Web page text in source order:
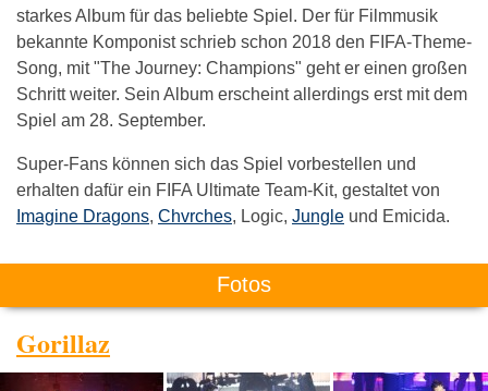
starkes Album für das beliebte Spiel. Der für Filmmusik
bekannte Komponist schrieb schon 2018 den FIFA-Theme-
Song, mit "The Journey: Champions" geht er einen großen
Schritt weiter. Sein Album erscheint allerdings erst mit dem
Spiel am 28. September.
Super-Fans können sich das Spiel vorbestellen und
erhalten dafür ein FIFA Ultimate Team-Kit, gestaltet von
Imagine Dragons, Chvrches, Logic, Jungle und Emicida.
Fotos
Gorillaz